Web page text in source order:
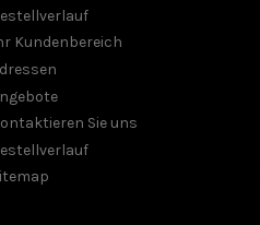
Kundenbereich
Sie uns